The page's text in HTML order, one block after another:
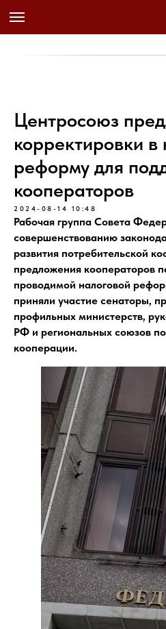
Центросоюз
корректировки в
реформу для
кооператоров
2024-08-14 10:48
Рабочая группа Совета
совершенствованию
развития потребительской
предложения кооператоров
проводимой налоговой
приняли участие сенаторы,
профильных министерств,
РФ и региональных союзов
кооперации.